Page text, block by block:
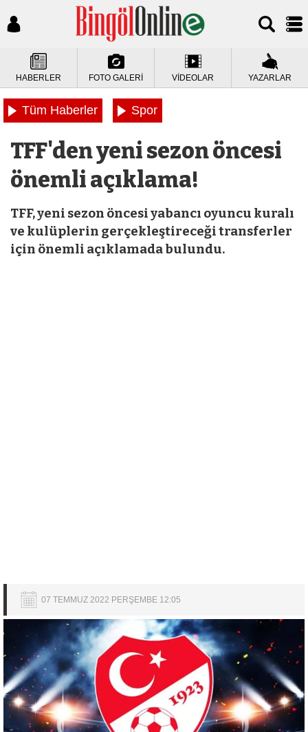
HABERLER FOTO GALERİ VİDEOLAR YAZARLAR
Tüm Haberler Spor
TFF'den yeni sezon öncesi
önemli açıklama!
TFF, yeni sezon öncesi yabancı oyuncu kuralı
ve kulüplerin gerçekleştireceği transferler
için önemli açıklamada bulundu.
07 TEMMUZ 2022 PERŞEMBE 12:05